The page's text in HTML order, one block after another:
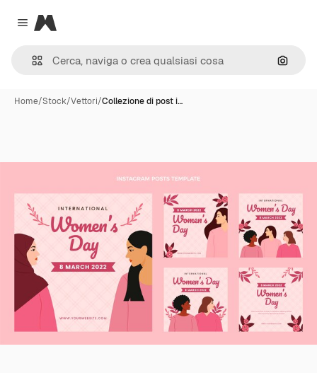
Close menu
Magnific
Cerca
Home/Stock/Vettori/Collezione di post i…